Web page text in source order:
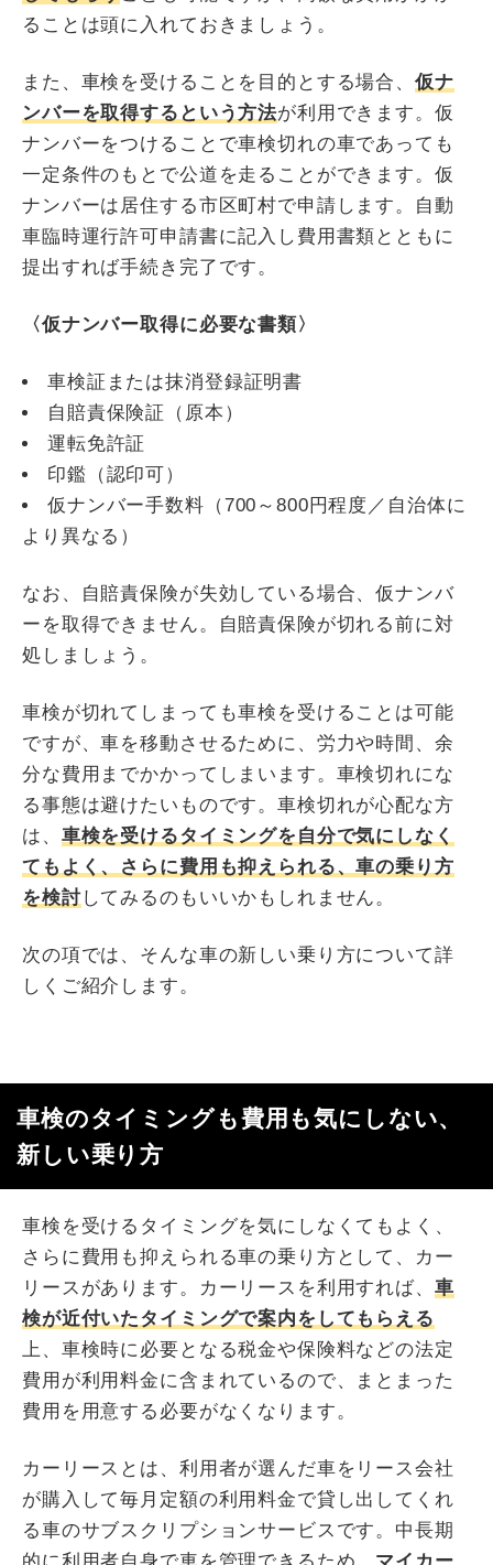
ることは頭に入れておきましょう。
また、車検を受けることを目的とする場合、 仮ナ
ンバーを取得するという方法が利用できます。仮
ナンバーをつけることで車検切れの車であっても
一定条件のもとで公道を走ることができます。仮
ナンバーは居住する市区町村で申請します。自動
車臨時運行許可申請書に記入し費用書類とともに
提出すれば手続き完了です。
〈仮ナンバー取得に必要な書類〉
車検証または抹消登録証明書
自賠責保険証（原本）
運転免許証
印鑑（認印可）
仮ナンバー手数料（700～800円程度／自治体に
より異なる）
なお、自賠責保険が失効している場合、仮ナンバ
ーを取得できません。自賠責保険が切れる前に対
処しましょう。
車検が切れてしまっても車検を受けることは可能
ですが、車を移動させるために、労力や時間、余
分な費用までかかってしまいます。車検切れにな
る事態は避けたいものです。車検切れが心配な方
は、 車検を受けるタイミングを自分で気にしなく
てもよく、さらに費用も抑えられる、車の乗り方
を検討してみるのもいいかもしれません。
次の項では、そんな車の新しい乗り方について詳
しくご紹介します。
車検のタイミングも費用も気にしない、
新しい乗り方
車検を受けるタイミングを気にしなくてもよく、
さらに費用も抑えられる車の乗り方として、カー
リースがあります。カーリースを利用すれば、 車
検が近付いたタイミングで案内をしてもらえる
上、車検時に必要となる税金や保険料などの法定
費用が利用料金に含まれているので、まとまった
費用を用意する必要がなくなります。
カーリースとは、利用者が選んだ車をリース会社
が購入して毎月定額の利用料金で貸し出してくれ
る車のサブスクリプションサービスです。中長期
的に利用者自身で車を管理できるため、 マイカー